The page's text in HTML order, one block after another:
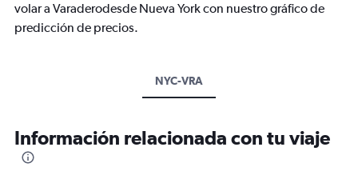
volar a Varaderodesde Nueva York con nuestro gráfico de
predicción de precios.
NYC-VRA
Información relacionada con tu viaje